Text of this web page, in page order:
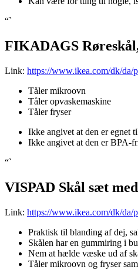
“`
FIKADAGS
Link: https://www.ikea.com/dk/da/
Tåler mikroovn
Tåler opvaskemaskine
Tåler fryser
Ikke angivet at den er egnet
Ikke angivet at den er BPA-
“`
VISPAD Skål sæt
Link: https://www.ikea.com/dk/da/
Praktisk til blanding af dej,
Skålen har en gummiring i
Nem at hælde væske ud af
Tåler mikroovn og fryser